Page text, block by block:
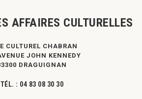
AFFAIRES CULTURELLES
CULTUREL CHABRAN
JOHN KENNEDY
DRAGUIGNAN
TÉL. : 04 83 08 30 30